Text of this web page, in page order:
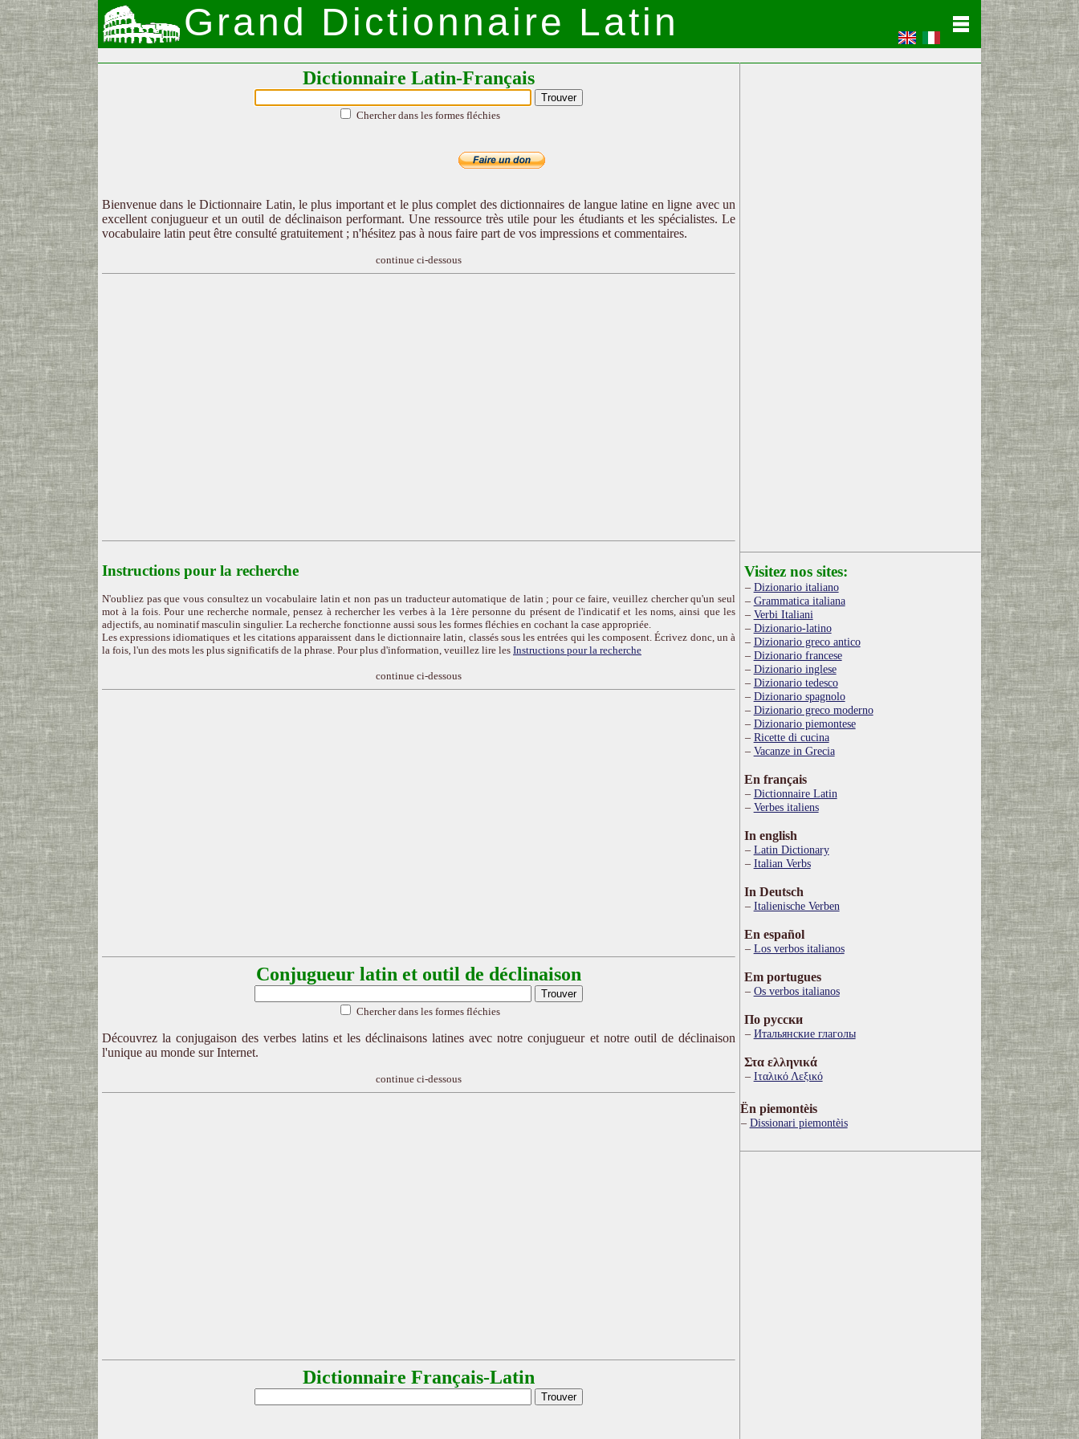
Grand Dictionnaire Latin
Dictionnaire Latin-Français
Chercher dans les formes fléchies
Bienvenue dans le Dictionnaire Latin, le plus important et le plus complet des dictionnaires de langue latine en ligne avec un
excellent conjugueur et un outil de déclinaison performant. Une ressource très utile pour les étudiants et les spécialistes. Le
vocabulaire latin peut être consulté gratuitement ; n'hésitez pas à nous faire part de vos impressions et commentaires.
continue ci-dessous
Instructions pour la recherche
N'oubliez pas que vous consultez un vocabulaire latin et non pas un traducteur automatique de latin ; pour ce faire, veuillez chercher qu'un seul
mot à la fois. Pour une recherche normale, pensez à rechercher les verbes à la 1ère personne du présent de l'indicatif et les noms, ainsi que les
adjectifs, au nominatif masculin singulier. La recherche fonctionne aussi sous les formes fléchies en cochant la case appropriée.
Les expressions idiomatiques et les citations apparaissent dans le dictionnaire latin, classés sous les entrées qui les composent. Écrivez donc, un à
la fois, l'un des mots les plus significatifs de la phrase. Pour plus d'information, veuillez lire les Instructions pour la recherche
continue ci-dessous
Conjugueur latin et outil de déclinaison
Chercher dans les formes fléchies
Découvrez la conjugaison des verbes latins et les déclinaisons latines avec notre conjugueur et notre outil de déclinaison
l'unique au monde sur Internet.
continue ci-dessous
Dictionnaire Français-Latin
Visitez nos sites:
Dizionario italiano
Grammatica italiana
Verbi Italiani
Dizionario-latino
Dizionario greco antico
Dizionario francese
Dizionario inglese
Dizionario tedesco
Dizionario spagnolo
Dizionario greco moderno
Dizionario piemontese
Ricette di cucina
Vacanze in Grecia
En français
Dictionnaire Latin
Verbes italiens
In english
Latin Dictionary
Italian Verbs
In Deutsch
Italienische Verben
En español
Los verbos italianos
Em portugues
Os verbos italianos
По русски
Итальянские глаголы
Στα ελληνικά
Ιταλικό Λεξικό
Ën piemontèis
Dissionari piemontèis